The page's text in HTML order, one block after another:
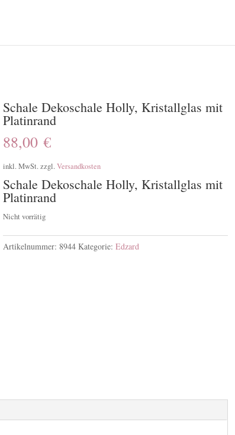
Schale Dekoschale Holly, Kristallglas mit
Platinrand
88,00€
inkl. MwSt. zzgl.Versandkosten
Schale Dekoschale Holly, Kristallglas mit
Platinrand
Nicht vorrätig
Artikelnummer: 8944 Kategorie:Edzard